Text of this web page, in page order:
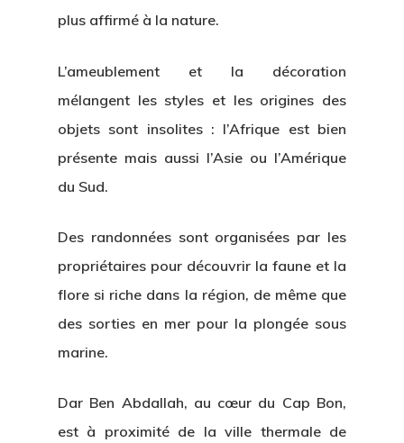
plus affirmé à la nature.
L’ameublement et la décoration
mélangent les styles et les origines des
objets sont insolites : l’Afrique est bien
présente mais aussi l’Asie ou l’Amérique
du Sud.
Des randonnées sont organisées par les
propriétaires pour découvrir la faune et la
flore si riche dans la région, de même que
des sorties en mer pour la plongée sous
marine.
Dar Ben Abdallah, au cœur du Cap Bon,
est à proximité de la ville thermale de